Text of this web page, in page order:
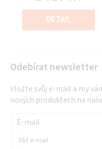
5
hvězdiček.
Měrná
cena:
DETAIL
Odebírat newsletter
Vložte svůj e-mail a my
nových produktech na
E-mail